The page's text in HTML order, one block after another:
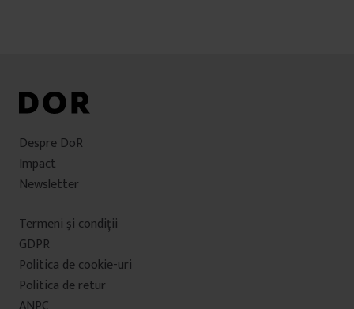
Despre DoR
Impact
Newsletter
Termeni şi condiţii
GDPR
Politica de cookie-uri
Politica de retur